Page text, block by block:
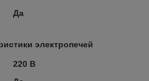
Да
электропечей
220 В